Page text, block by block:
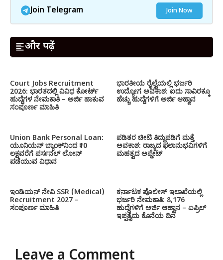
Join Telegram Join Now
और पढ़ें
Court Jobs Recruitment
2026: ಭಾರತದಲ್ಲಿ ವಿವಿಧ ಕೋರ್ಟ್
ಹುದ್ದೆಗಳ ನೇಮಕಾತಿ – ಅರ್ಜಿ ಹಾಕುವ
ಸಂಪೂರ್ಣ ಮಾಹಿತಿ
ಭಾರತೀಯ ರೈಲ್ವೆಯಲ್ಲಿ ಭರ್ಜರಿ
ಉದ್ಯೋಗ ಅವಕಾಶ: ಐದು ಸಾವಿರಕ್ಕೂ
ಹೆಚ್ಚು ಹುದ್ದೆಗಳಿಗೆ ಅರ್ಜಿ ಆಹ್ವಾನ
Union Bank Personal Loan:
ಯೂನಿಯನ್ ಬ್ಯಾಂಕ್‌ನಿಂದ ₹10
ಲಕ್ಷವರೆಗೆ ಪರ್ಸನಲ್ ಲೋನ್
ಪಡೆಯುವ ವಿಧಾನ
ಪಡಿತರ ಚೀಟಿ ತಿದ್ದುಪಡಿಗೆ ಮತ್ತೆ
ಅವಕಾಶ: ರಾಜ್ಯದ ಫಲಾನುಭವಿಗಳಿಗೆ
ಮಹತ್ವದ ಅಪ್ಡೇಟ್
ಇಂಡಿಯನ್ ನೇವಿ SSR (Medical)
Recruitment 2027 –
ಸಂಪೂರ್ಣ ಮಾಹಿತಿ
ಕರ್ನಾಟಕ ಪೊಲೀಸ್ ಇಲಾಖೆಯಲ್ಲಿ
ಭರ್ಜರಿ ನೇಮಕಾತಿ: 8,176
ಹುದ್ದೆಗಳಿಗೆ ಅರ್ಜಿ ಆಹ್ವಾನ – ಏಪ್ರಿಲ್
ಇಪ್ಪತ್ತೈದು ಕೊನೆಯ ದಿನ
Leave a Comment